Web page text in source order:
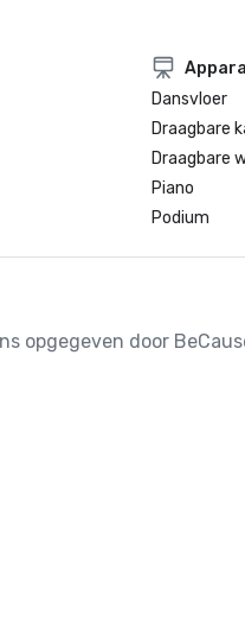
Dansvloer
Draagbare
Draagbare
Piano
Podium
opgegeven door